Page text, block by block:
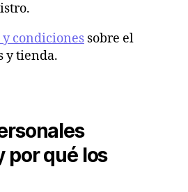
condiciones sobre el
y tienda.
por qué los